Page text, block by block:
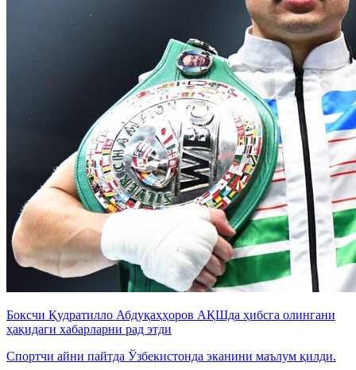
Боксчи Қудратилло Абдуқаҳҳоров АҚШда ҳибсга олингани
ҳақидаги хабарларни рад этди
Спортчи айни пайтда Ўзбекистонда эканини маълум қилди.